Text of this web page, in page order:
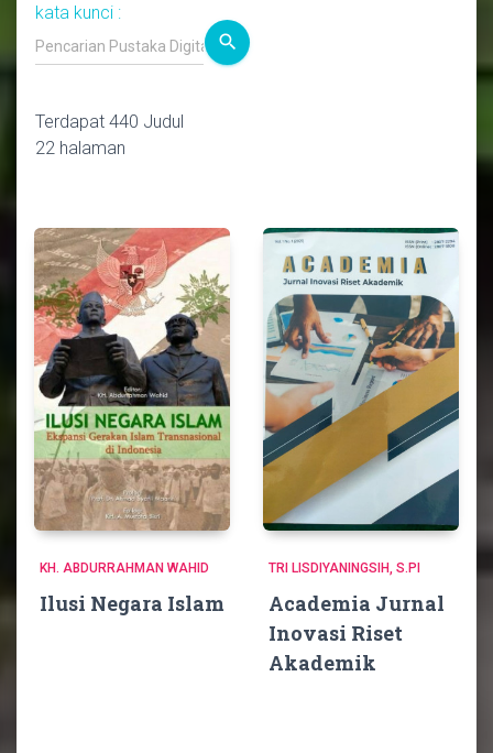
kata kunci :
search
Terdapat 440 Judul
22 halaman
KH. ABDURRAHMAN WAHID
Ilusi Negara Islam
TRI LISDIYANINGSIH, S.PI
Academia Jurnal
Inovasi Riset
Akademik